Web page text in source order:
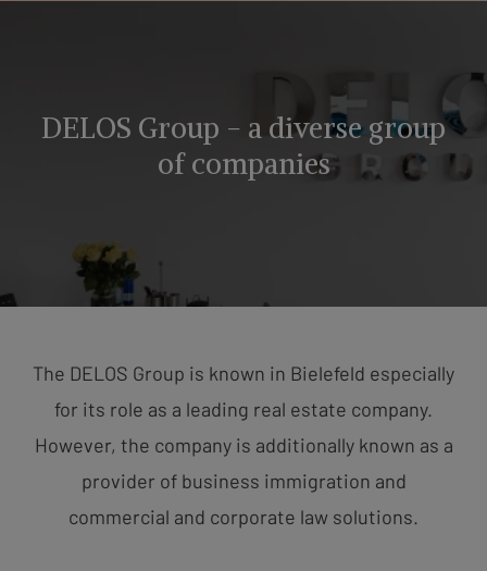
DELOS Group - a diverse group
of companies
The DELOS Group is known in Bielefeld especially
for its role as a leading real estate company.
However, the company is additionally known as a
provider of business immigration and
commercial and corporate law solutions.